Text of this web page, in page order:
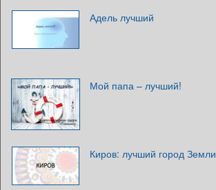
Адель лучший
Мой папа – лучший!
Киров: лучший город Земли